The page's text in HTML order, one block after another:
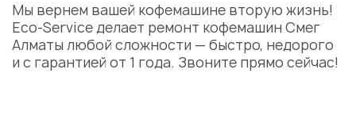
Мы вернем вашей кофемашине вторую жизнь!
Eco-Service делает ремонт кофемашин Смег
Алматы любой сложности — быстро, недорого
и с гарантией от 1 года. Звоните прямо сейчас!